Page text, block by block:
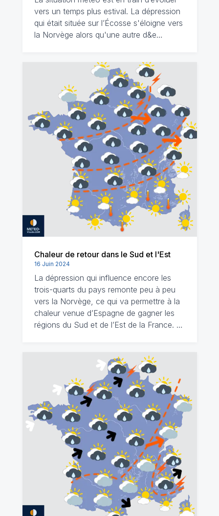
vers un temps plus estival. La dépression
qui était située sur l’Écosse s'éloigne vers
la Norvège alors qu'une autre d&e…
Chaleur de retour dans le Sud et l'Est
16 Juin 2024
La dépression qui influence encore les
trois-quarts du pays remonte peu à peu
vers la Norvège, ce qui va permettre à la
chaleur venue d’Espagne de gagner les
régions du Sud et de l’Est de la France. …